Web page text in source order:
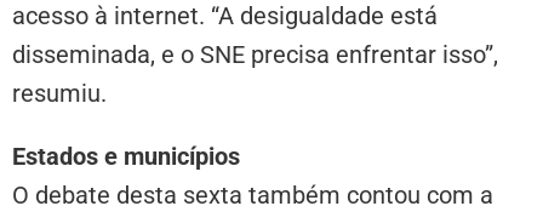
acesso à internet. “A desigualdade está
disseminada, e o SNE precisa enfrentar isso”,
resumiu.
Estados e municípios
O debate desta sexta também contou com a